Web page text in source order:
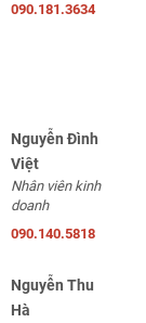
090.181.3634
Nguyễn Đình
Việt
Nhân viên kinh
doanh
090.140.5818
Nguyễn Thu
Hà